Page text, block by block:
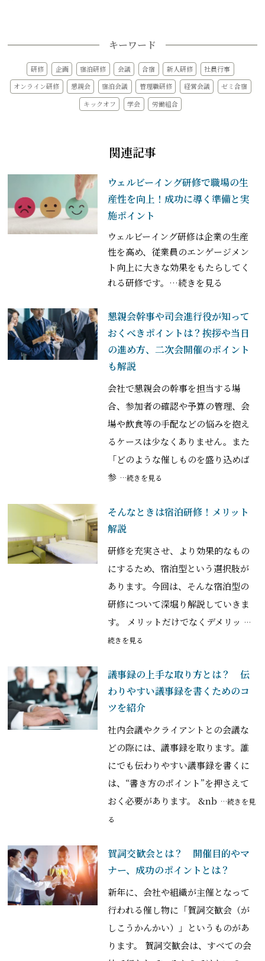
キーワード
研修 企画 宿泊研修 会議 合宿 新人研修
社員行事
オンライン研修
懇親会 宿泊会議 管理職研修 経営会議
ゼミ合宿
キックオフ
学会 労働組合
関連記事
ウェルビーイング研修で職場の生
産性を向上！成功に導く準備と実
施ポイント
ウェルビーイング研修は企業の生産
性を高め、従業員のエンゲージメン
ト向上に大きな効果をもたらしてく
れる研修です。 …続きを見る
懇親会幹事や司会進行役が知って
おくべきポイントは？挨拶や当日
の進め方、二次会開催のポイント
も解説
会社で懇親会の幹事を担当する場
合、参加者の確認や予算の管理、会
場や飲食等の手配などの悩みを抱え
るケースは少なくありません。また
「どのような催しものを盛り込めば
参 …続きを見る
そんなときは宿泊研修！メリット
解説
研修を充実させ、より効果的なもの
にするため、宿泊型という選択肢が
あります。今回は、そんな宿泊型の
研修について深堀り解説していきま
す。 メリットだけでなくデメリッ …
続きを見る
議事録の上手な取り方とは？ 伝
わりやすい議事録を書くためのコ
ツを紹介
社内会議やクライアントとの会議な
どの際には、議事録を取ります。誰
にでも伝わりやすい議事録を書くに
は、“書き方のポイント”を押さえて
おく必要があります。 &nb …続きを見
る
賀詞交歓会とは？ 開催目的やマ
ナー、成功のポイントとは？
新年に、会社や組織が主催となって
行われる催し物に「賀詞交歓会（が
しこうかんかい）」というものがあ
ります。 賀詞交歓会は、すべての会